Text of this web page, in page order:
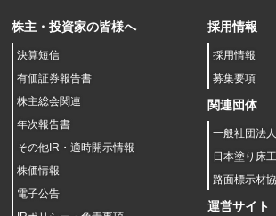
株主・投資家の皆様へ
決算短信
有価証券報告書
株主総会関連
年次報告書
その他IR・適時開示情報
株価情報
電子公告
採用情報
採用情報
募集要項
関連団体
一般社団法
日本塗り床
路面標示材
運営サイト